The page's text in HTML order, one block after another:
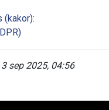
(kakor):
sep 2025, 04:56